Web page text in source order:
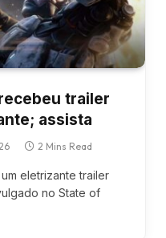
trailer
assista
2 Mins Read
eletrizante trailer
no State of